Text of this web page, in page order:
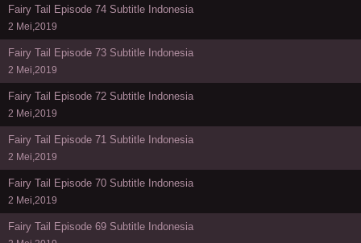
Fairy Tail Episode 74 Subtitle Indonesia
2 Mei,2019
Fairy Tail Episode 73 Subtitle Indonesia
2 Mei,2019
Fairy Tail Episode 72 Subtitle Indonesia
2 Mei,2019
Fairy Tail Episode 71 Subtitle Indonesia
2 Mei,2019
Fairy Tail Episode 70 Subtitle Indonesia
2 Mei,2019
Fairy Tail Episode 69 Subtitle Indonesia